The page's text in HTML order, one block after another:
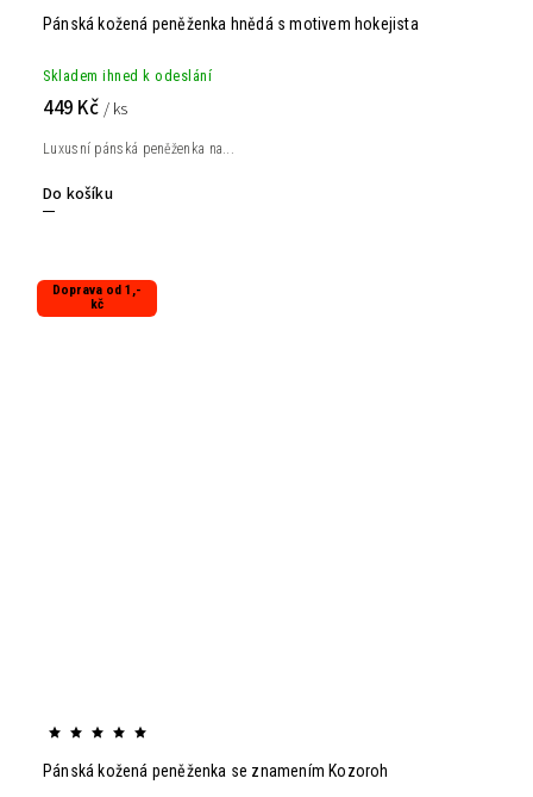
Pánská kožená peněženka hnědá s motivem hokejista
Skladem ihned k odeslání
449 Kč / ks
Do košíku
Luxusní pánská peněženka na...
Doprava od 1,-
kč
Pánská kožená peněženka se znamením Kozoroh